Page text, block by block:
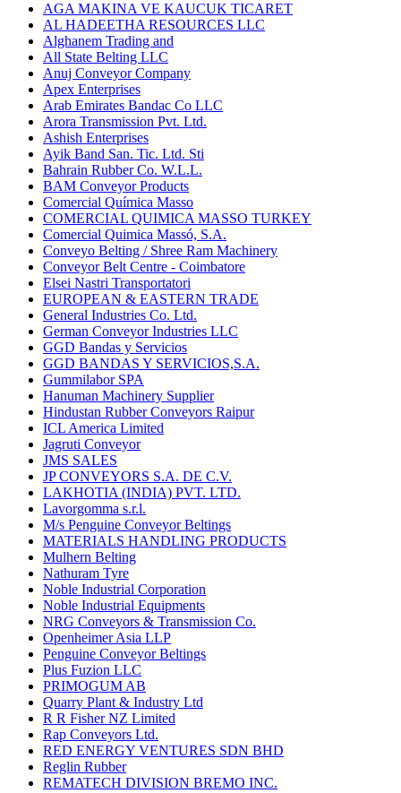
AGA MAKINA VE KAUCUK TICARET
AL HADEETHA RESOURCES LLC
Alghanem Trading and
All State Belting LLC
Anuj Conveyor Company
Apex Enterprises
Arab Emirates Bandac Co LLC
Arora Transmission Pvt. Ltd.
Ashish Enterprises
Ayik Band San. Tic. Ltd. Sti
Bahrain Rubber Co. W.L.L.
BAM Conveyor Products
Comercial Química Masso
COMERCIAL QUIMICA MASSO TURKEY
Comercial Quimica Massó, S.A.
Conveyo Belting / Shree Ram Machinery
Conveyor Belt Centre - Coimbatore
Elsei Nastri Transportatori
EUROPEAN & EASTERN TRADE
General Industries Co. Ltd.
German Conveyor Industries LLC
GGD Bandas y Servicios
GGD BANDAS Y SERVICIOS,S.A.
Gummilabor SPA
Hanuman Machinery Supplier
Hindustan Rubber Conveyors Raipur
ICL America Limited
Jagruti Conveyor
JMS SALES
JP CONVEYORS S.A. DE C.V.
LAKHOTIA (INDIA) PVT. LTD.
Lavorgomma s.r.l.
M/s Penguine Conveyor Beltings
MATERIALS HANDLING PRODUCTS
Mulhern Belting
Nathuram Tyre
Noble Industrial Corporation
Noble Industrial Equipments
NRG Conveyors & Transmission Co.
Openheimer Asia LLP
Penguine Conveyor Beltings
Plus Fuzion LLC
PRIMOGUM AB
Quarry Plant & Industry Ltd
R R Fisher NZ Limited
Rap Conveyors Ltd.
RED ENERGY VENTURES SDN BHD
Reglin Rubber
REMATECH DIVISION BREMO INC.